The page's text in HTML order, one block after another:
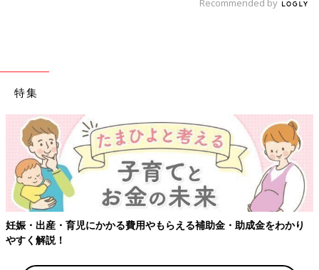
Recommended by
特集
【ワクチン接種できるものも】妊婦の感染症対策、知っておい